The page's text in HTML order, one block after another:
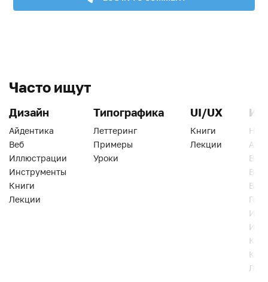
Часто ищут
Дизайн
Айдентика
Веб
Иллюстрации
Инструменты
Книги
Лекции
Типографика
Леттеринг
Примеры
Уроки
UI/UX
Книги
Лекции
Веб